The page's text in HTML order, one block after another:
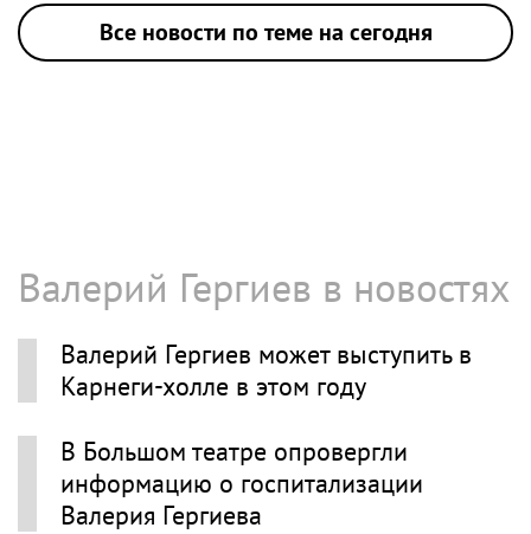
Все новости по теме на сегодня
Валерий Гергиев в новостях
Валерий Гергиев может выступить в
Карнеги-холле в этом году
В Большом театре опровергли
информацию о госпитализации
Валерия Гергиева